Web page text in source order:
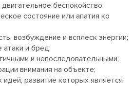
беспокойство;
состояние или апатия ко
возбуждение и всплеск энергии;
атаки и бред;
и непоследовательными;
внимания на объекте;
развитие которых является